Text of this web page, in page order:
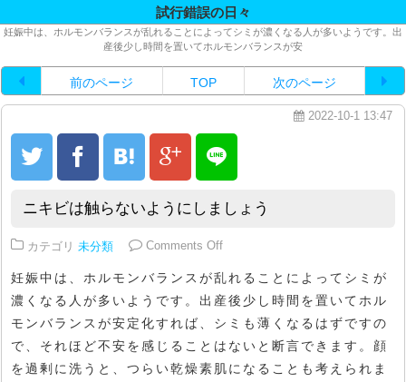
試行錯誤の日々
妊娠中は、ホルモンバランスが乱れることによってシミが濃くなる人が多いようです。出
産後少し時間を置いてホルモンバランスが安
前のページ TOP 次のページ
2022-10-1 13:47
ニキビは触らないようにしましょう
カテゴリ 未分類 Comments Offon ニキビは触らないようにしまし
妊娠中は、ホルモンバランスが乱れることによってシミが
濃くなる人が多いようです。出産後少し時間を置いてホル
モンバランスが安定化すれば、シミも薄くなるはずですの
で、それほど不安を感じることはないと断言できます。顔
を過剰に洗うと、つらい乾燥素肌になることも考えられま